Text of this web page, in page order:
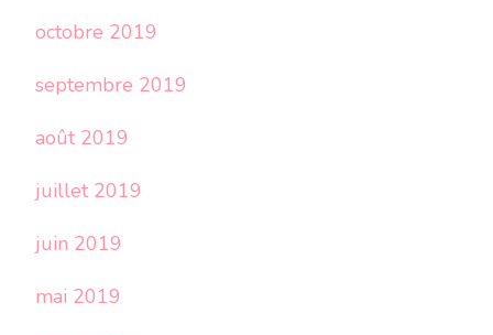
octobre 2019
septembre 2019
août 2019
juillet 2019
juin 2019
mai 2019